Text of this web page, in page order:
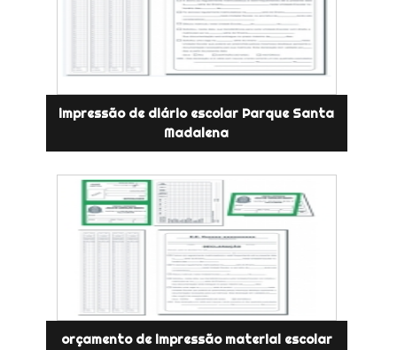
impressão de diário escolar Parque Santa
Madalena
orçamento de impressão material escolar